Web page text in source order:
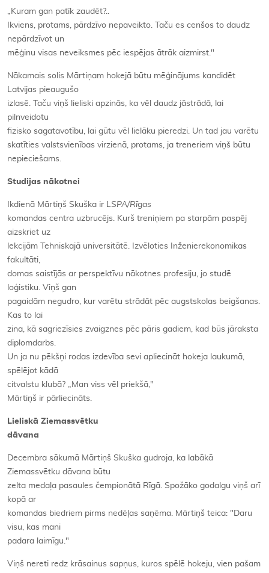
„Kuram gan patīk zaudēt?..
Ikviens, protams, pārdzīvo nepaveikto. Taču es cenšos to daudz
nepārdzīvot un
mēģinu visas neveiksmes pēc iespējas ātrāk aizmirst."
Nākamais solis Mārtiņam hokejā būtu mēģinājums kandidēt
Latvijas pieaugušo
izlasē. Taču viņš lieliski apzinās, ka vēl daudz jāstrādā, lai
pilnveidotu
fizisko sagatavotību, lai gūtu vēl lielāku pieredzi. Un tad jau varētu
skatīties valstsvienības virzienā, protams, ja treneriem viņš būtu
nepieciešams.
Studijas nākotnei
Ikdienā Mārtiņš Skuška ir LSPA/Rīgas
komandas centra uzbrucējs. Kurš treniņiem pa starpām paspēj
aizskriet uz
lekcijām Tehniskajā universitātē. Izvēloties Inženierekonomikas
fakultāti,
domas saistījās ar perspektīvu nākotnes profesiju, jo studē
loģistiku. Viņš gan
pagaidām negudro, kur varētu strādāt pēc augstskolas beigšanas.
Kas to lai
zina, kā sagriezīsies zvaigznes pēc pāris gadiem, kad būs jāraksta
diplomdarbs.
Un ja nu pēkšņi rodas izdevība sevi apliecināt hokeja laukumā,
spēlējot kādā
citvalstu klubā? „Man viss vēl priekšā,"
Mārtiņš ir pārliecināts.
Lieliskā Ziemassvētku
dāvana
Decembra sākumā Mārtiņš Skuška gudroja, ka labākā
Ziemassvētku dāvana būtu
zelta medaļa pasaules čempionātā Rīgā. Spožāko godalgu viņš arī
kopā ar
komandas biedriem pirms nedēļas saņēma. Mārtiņš teica: "Daru
visu, kas mani
padara laimīgu."
Viņš nereti redz krāsainus sapņus, kuros spēlē hokeju, vien pašam